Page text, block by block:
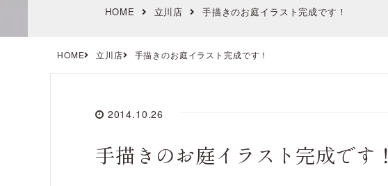
HOME 立川店 手描きのお庭イラスト完成です！
HOME 立川店 手描きのお庭イラスト完成です！
2014.10.26
手描きのお庭イラスト完成です！